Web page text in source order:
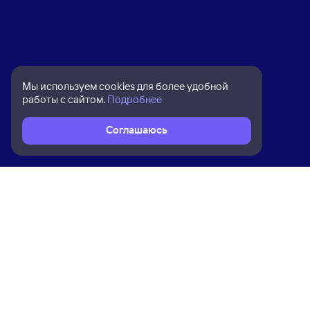
Мы используем cookies для более удобной
работы с сайтом. Подробнее
Соглашаюсь